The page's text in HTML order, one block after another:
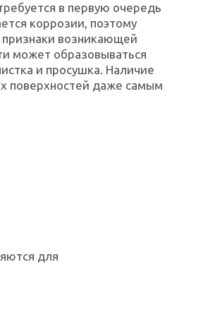
в первую очередь
коррозии, поэтому
возникающей
может образовываться
и просушка. Наличие
поверхностей даже самым
для